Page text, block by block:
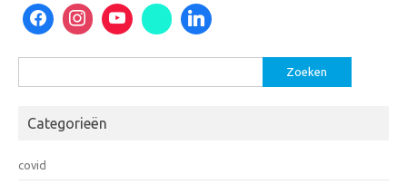
naar:
Categorieën
covid